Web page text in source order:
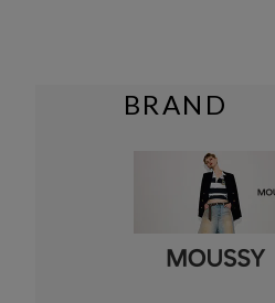
BRAND